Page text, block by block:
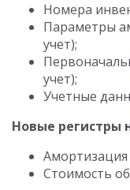
Номера
Параметры
учет);
учет);
Учетные
Новые регистры
Амортизация
Стоимость